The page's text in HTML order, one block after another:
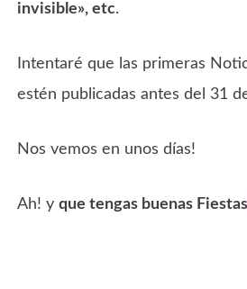
invisible», etc.
Intentaré que las primeras
estén publicadas antes del 31
Nos vemos en unos días!
Ah! yque tengas buenas Fiestas